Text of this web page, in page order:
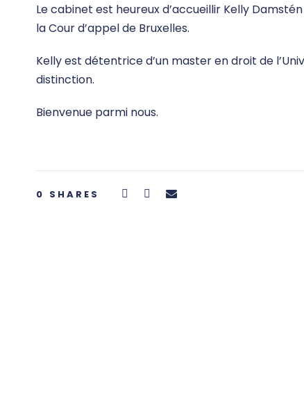
Le cabinet est heureux d’accueillir Kelly
la Cour d’appel de Bruxelles.
Kelly est détentrice d’un master en droit de
distinction.
Bienvenue parmi nous.
0 SHARES